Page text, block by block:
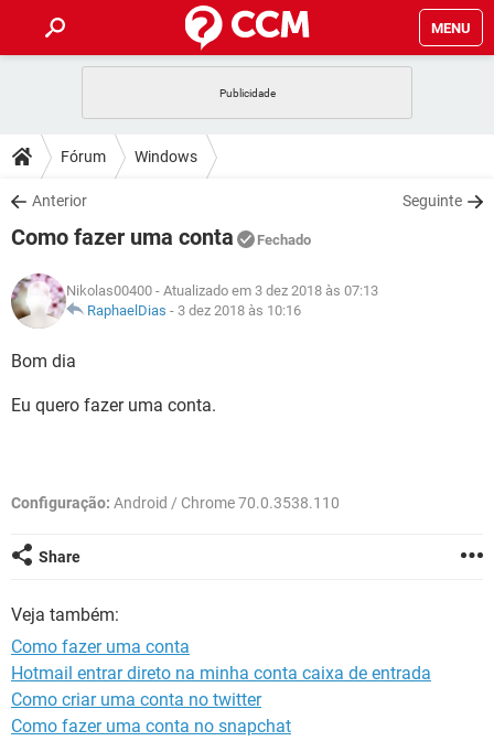
MENU
CELULAR
OUTLOOK
INSTAGRAM GMAIL
GUIA DE COMPRAS
DICAS
JOGOS
INSTAGRAM GMAIL
GUIA DE COMPRAS
DOWNLOADS
JOGOS WHATSAPP
CELULAR
OUTLOOK EXCEL
INSTAGRAM
JOGOS WHATSAPP
CELULAR
OUTLOOK
INSTAGRAM
GLOSSÁRIO
JOGOS
GUIA DE COMPRAS
Fórum Windows
Anterior Seguinte
Como fazer uma conta Fechado
Nikolas00400 - Atualizado em 3 dez 2018 às 07:13
RaphaelDias - 3 dez 2018 às 10:16
Bom dia
Eu quero fazer uma conta.
Configuração: Android / Chrome 70.0.3538.110
Share
Veja também:
Como fazer uma conta
Hotmail entrar direto na minha conta caixa de entrada
Como criar uma conta no twitter
Como fazer uma conta no snapchat